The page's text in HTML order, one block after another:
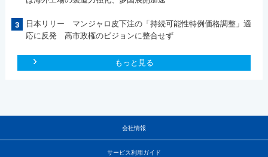
3
日本リリー マンジャロ皮下注の「持続可能性特例価格調整」適
応に反発 高市政権のビジョンに整合せず
もっと見る
会社情報
サービス利用ガイド